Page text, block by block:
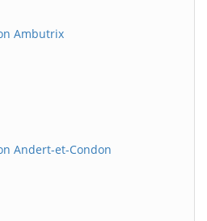
Ambutrix
Andert-et-Condon